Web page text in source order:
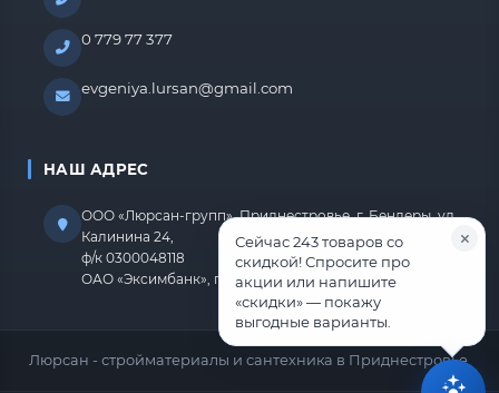
0 779 77 377
evgeniya.lursan@gmail.com
НАШ АДРЕС
ООО «Люрсан-групп», Приднестровье, г. Бендеры, ул.
Калинина 24,
ф/к 0300048118
ОАО «Эксимбанк», г.Бендеры, р/с 2212670000000818
Люрсан - стройматериалы и сантехника в Приднестровье.
Сейчас 243 товаров со
скидкой! Спросите про
акции или напишите
«скидки» — покажу
выгодные варианты.